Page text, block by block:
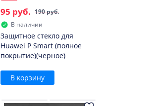
190 руб.
95 руб.
В наличии
Защитное стекло для
Huawei P Smart (полное
покрытие)(черное)
В корзину